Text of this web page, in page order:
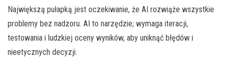
Największą pułapką jest oczekiwanie, że AI rozwiąże wszystkie
problemy bez nadzoru. AI to narzędzie; wymaga iteracji,
testowania i ludzkiej oceny wyników, aby uniknąć błędów i
nieetycznych decyzji.